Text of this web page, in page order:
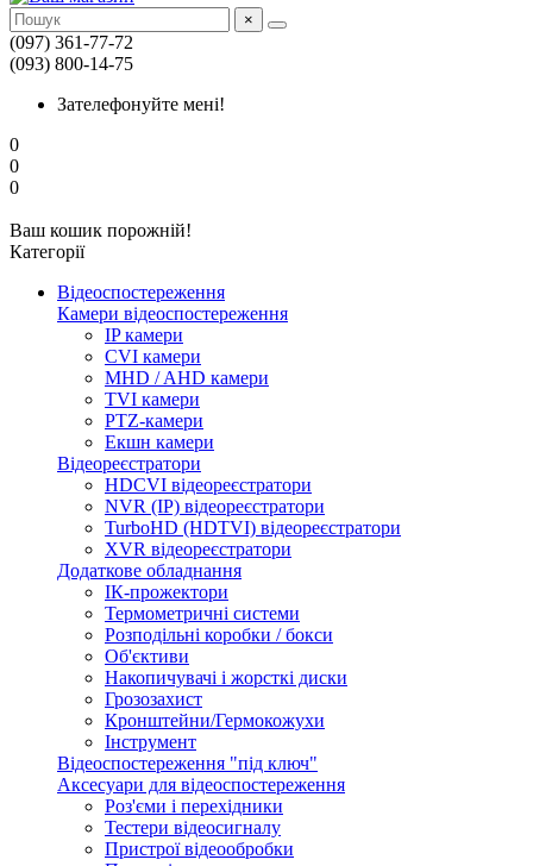
×
(097) 361-77-72
(093) 800-14-75
Зателефонуйте мені!
0
0
0
Ваш кошик порожній!
Категорії
Відеоспостереження
Камери відеоспостереження
IP камери
CVI камери
MHD / AHD камери
TVI камери
PTZ-камери
Екшн камери
Відеореєстратори
HDCVI відеореєстратори
NVR (IP) відеореєстратори
TurboHD (HDTVI) відеореєстратори
XVR відеореєстратори
Додаткове обладнання
ІК-прожектори
Термометричні системи
Розподільні коробки / бокси
Об'єктиви
Накопичувачі і жорсткі диски
Грозозахист
Кронштейни/Гермокожухи
Інструмент
Відеоспостереження "під ключ"
Аксесуари для відеоспостереження
Роз'єми і перехідники
Тестери відеосигналу
Пристрої відеообробки